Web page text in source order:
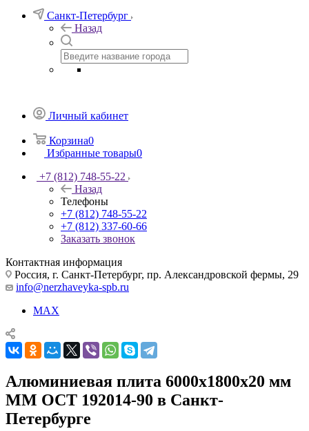
Санкт-Петербург
Назад
Личный кабинет
Корзина0
Избранные товары0
+7 (812) 748-55-22
Назад
Телефоны
+7 (812) 748-55-22
+7 (812) 337-60-66
Заказать звонок
Контактная информация
Россия, г. Санкт-Петербург, пр. Александровской фермы, 29
info@nerzhaveyka-spb.ru
MAX
Алюминиевая плита 6000х1800х20 мм
ММ ОСТ 192014-90 в Санкт-
Петербурге